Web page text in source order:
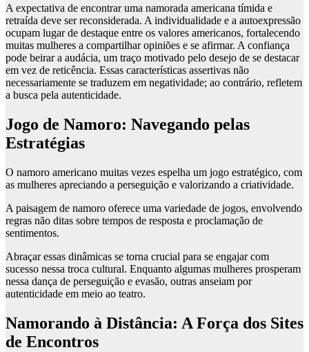
A expectativa de encontrar uma namorada americana tímida e
retraída deve ser reconsiderada. A individualidade e a autoexpressão
ocupam lugar de destaque entre os valores americanos, fortalecendo
muitas mulheres a compartilhar opiniões e se afirmar. A confiança
pode beirar a audácia, um traço motivado pelo desejo de se destacar
em vez de reticência. Essas características assertivas não
necessariamente se traduzem em negatividade; ao contrário, refletem
a busca pela autenticidade.
Jogo de Namoro: Navegando pelas
Estratégias
O namoro americano muitas vezes espelha um jogo estratégico, com
as mulheres apreciando a perseguição e valorizando a criatividade.
A paisagem de namoro oferece uma variedade de jogos, envolvendo
regras não ditas sobre tempos de resposta e proclamação de
sentimentos.
Abraçar essas dinâmicas se torna crucial para se engajar com
sucesso nessa troca cultural. Enquanto algumas mulheres prosperam
nessa dança de perseguição e evasão, outras anseiam por
autenticidade em meio ao teatro.
Namorando à Distância: A Força dos Sites
de Encontros